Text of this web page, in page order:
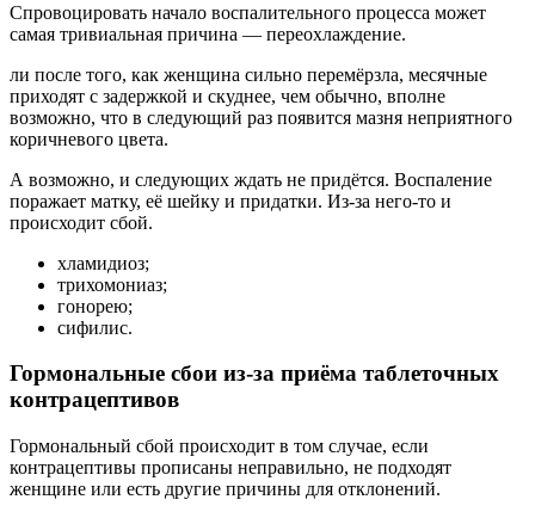
Спровоцировать начало воспалительного процесса может
самая тривиальная причина — переохлаждение.
ли после того, как женщина сильно перемёрзла, месячные
приходят с задержкой и скуднее, чем обычно, вполне
возможно, что в следующий раз появится мазня неприятного
коричневого цвета.
А возможно, и следующих ждать не придётся. Воспаление
поражает матку, её шейку и придатки. Из-за него-то и
происходит сбой.
хламидиоз;
трихомониаз;
гонорею;
сифилис.
Гормональные сбои из-за приёма таблеточных
контрацептивов
Гормональный сбой происходит в том случае, если
контрацептивы прописаны неправильно, не подходят
женщине или есть другие причины для отклонений.